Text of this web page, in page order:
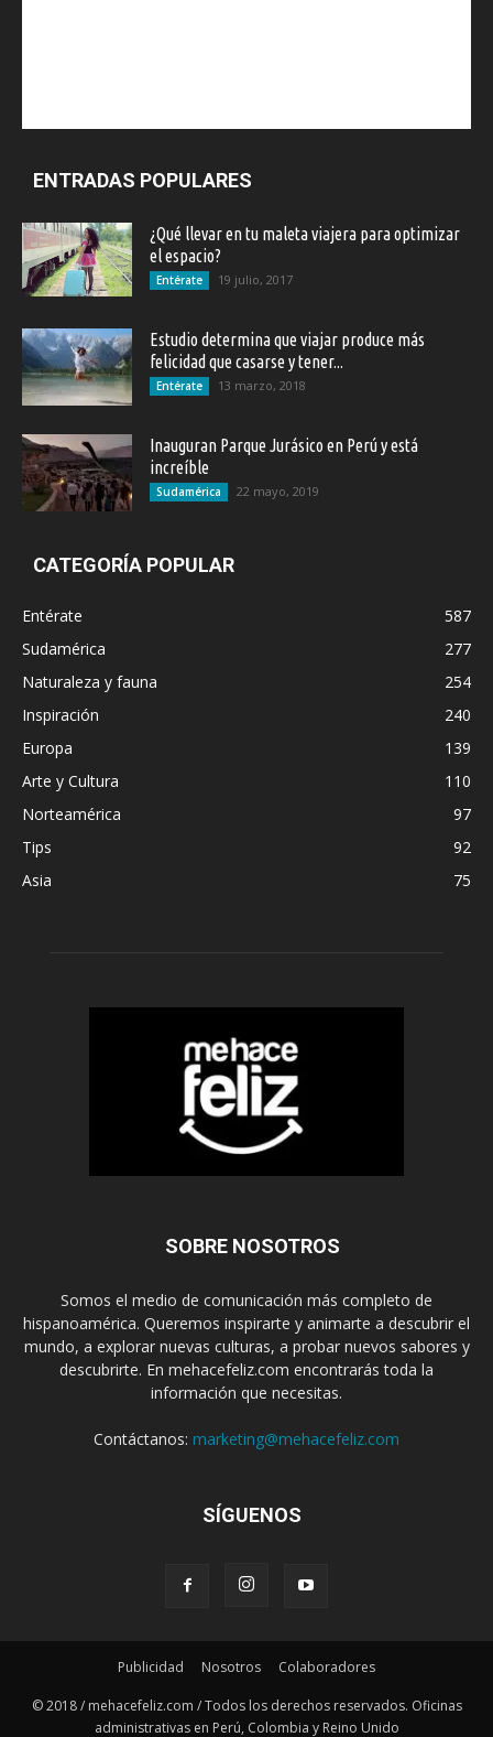
ENTRADAS POPULARES
¿Qué llevar en tu maleta viajera para optimizar
el espacio?
Entérate 19 julio, 2017
Estudio determina que viajar produce más
felicidad que casarse y tener...
Entérate 13 marzo, 2018
Inauguran Parque Jurásico en Perú y está
increíble
Sudamérica 22 mayo, 2019
CATEGORÍA POPULAR
Entérate
587
Sudamérica
277
Naturaleza y fauna
254
Inspiración
240
Europa
139
Arte y Cultura
110
Norteamérica
97
Tips
92
Asia
75
SOBRE NOSOTROS
Somos el medio de comunicación más completo de
hispanoamérica. Queremos inspirarte y animarte a descubrir el
mundo, a explorar nuevas culturas, a probar nuevos sabores y
descubrirte. En mehacefeliz.com encontrarás toda la
información que necesitas.
Contáctanos: marketing@mehacefeliz.com
SÍGUENOS
Publicidad Nosotros Colaboradores
© 2018 / mehacefeliz.com / Todos los derechos reservados. Oficinas
administrativas en Perú, Colombia y Reino Unido